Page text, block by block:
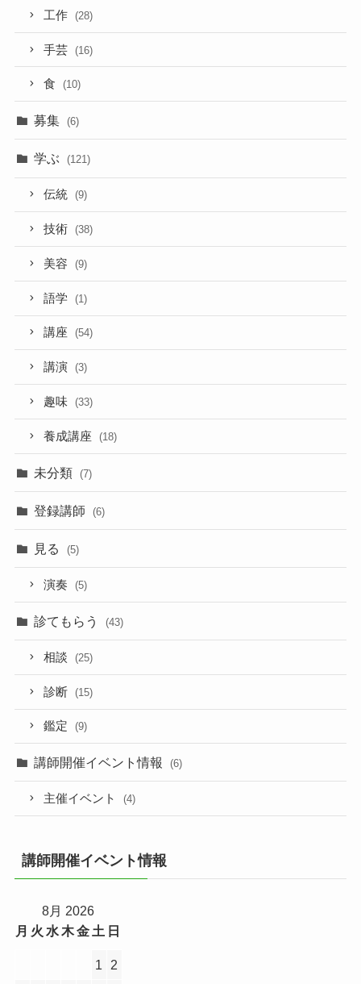
工作 (28)
手芸 (16)
食 (10)
募集 (6)
学ぶ (121)
伝統 (9)
技術 (38)
美容 (9)
語学 (1)
講座 (54)
講演 (3)
趣味 (33)
養成講座 (18)
未分類 (7)
登録講師 (6)
見る (5)
演奏 (5)
診てもらう (43)
相談 (25)
診断 (15)
鑑定 (9)
講師開催イベント情報 (6)
主催イベント (4)
講師開催イベント情報
8月 2026
月 火 水木金 土 日
1 2